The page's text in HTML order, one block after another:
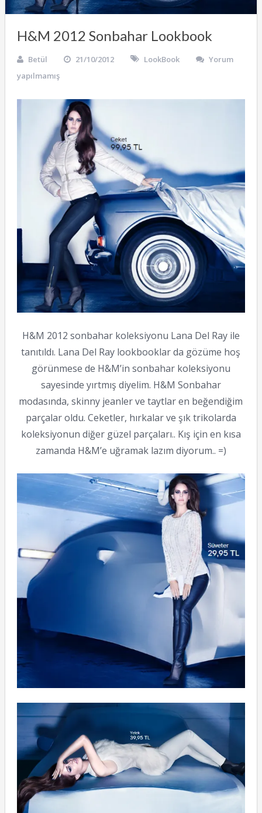
H&M 2012 Sonbahar Lookbook
Betül 21/10/2012 LookBook
Yorum
yapılmamış
H&M 2012 sonbahar koleksiyonu Lana Del Ray ile
tanıtıldı. Lana Del Ray lookbooklar da gözüme hoş
görünmese de H&M’in sonbahar koleksiyonu
sayesinde yırtmış diyelim. H&M Sonbahar
modasında, skinny jeanler ve taytlar en beğendiğim
parçalar oldu. Ceketler, hırkalar ve şık trikolarda
koleksiyonun diğer güzel parçaları.. Kış için en kısa
zamanda H&M’e uğramak lazım diyorum.. =)